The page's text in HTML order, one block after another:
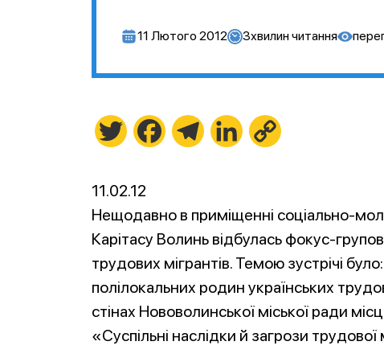
11 Лютого 2012 3хвилин читання
Twitter FacebookTelegramLinkedIn
11.02.12
Нещодавно в приміщенні соціально-
Карітасу Волинь відбулась фокус-
трудових мігрантів. Темою зустрічі
полілокальних родин українських
стінах Нововолинської міської ради
«Суспільні наслідки й загрози трудової